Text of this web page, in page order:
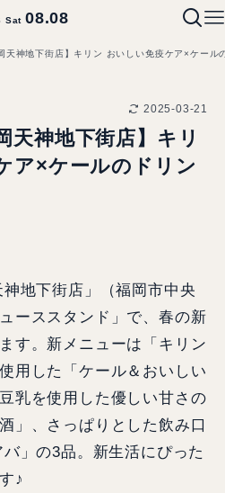
Sat08.08
天神地下街店】キリン おいしい免疫ケア×ケール
2025-03-21
天神地下街店】キリ
ア×ケールのドリン
地下街店」（福岡市中央
ーススタンド」で、春の新
す。新メニューは「キリン
用した「ケール＆おいしい
乳を使用した優しい甘さの
」、さっぱりとした飲み口
」の3品。新生活にぴった
♪